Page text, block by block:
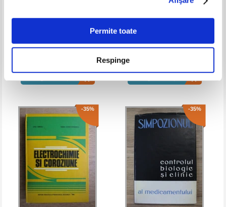
Permite toate
Respinge
Pret:45,00Lei33,75Lei
Pret:60,00Lei45,00Lei
Adaugă în coș
-35%
Costin D. Nenitescu - Chimie
organica (volumul 2)
IN STOC
Pret:45,00Lei29,25Lei
Costin D. Nenitescu - Chimie
organica (volumul 2, editia a VIII-a)
I. Grigoriu - Controlul si reglarea
Gabriela Diaconeasa - Tabele si
-35% -35%